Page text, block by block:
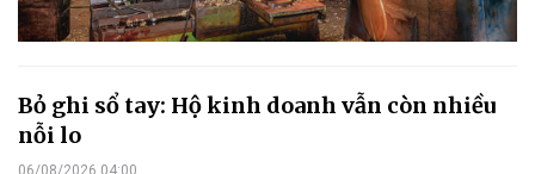
Bỏ ghi sổ tay: Hộ kinh doanh vẫn còn nhiều
nỗi lo
06/08/2026 04:00